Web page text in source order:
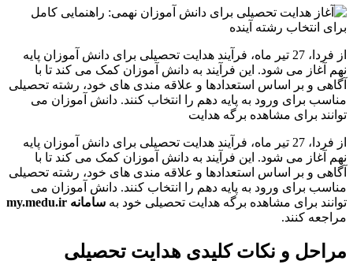
از فردا، 27 تیر ماه، فرآیند هدایت تحصیلی برای دانش آموزان پایه
نهم آغاز می شود. این فرآیند به دانش آموزان کمک می کند تا با
آگاهی و بر اساس استعدادها و علاقه مندی های خود، رشته تحصیلی
مناسب برای ورود به پایه دهم را انتخاب کنند. دانش آموزان می
توانند برای مشاهده برگه هدایت
از فردا، 27 تیر ماه، فرآیند هدایت تحصیلی برای دانش آموزان پایه
نهم آغاز می شود. این فرآیند به دانش آموزان کمک می کند تا با
آگاهی و بر اساس استعدادها و علاقه مندی های خود، رشته تحصیلی
مناسب برای ورود به پایه دهم را انتخاب کنند. دانش آموزان می
توانند برای مشاهده برگه هدایت تحصیلی خود به سامانه my.medu.ir
مراجعه کنند.
مراحل و نکات کلیدی هدایت تحصیلی